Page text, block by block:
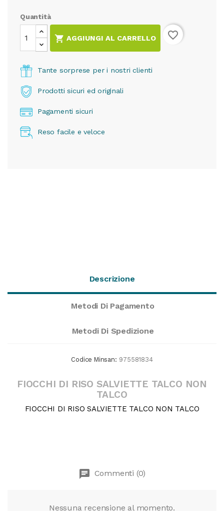
Quantità
 AGGIUNGI AL CARRELLO favorite_border
Tante sorprese per i nostri clienti
Prodotti sicuri ed originali
Pagamenti sicuri
Reso facile e veloce
Descrizione
Metodi Di Pagamento
Metodi Di Spedizione
Codice Minsan: 975581834
FIOCCHI DI RISO SALVIETTE TALCO NON
TALCO
FIOCCHI DI RISO SALVIETTE TALCO NON TALCO
chat Commenti (0)
Nessuna recensione al momento.